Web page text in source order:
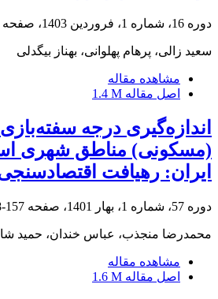
دوره 16، شماره 1، فروردین 1403، صفحه
سعید زالی، پرهام پهلوانی، بهناز بیگدلی
مشاهده مقاله
اصل مقاله 1.4 M
اندازه‌گیری درجه
(مسکونی) مناطق شهری
ایران: رهیافت
دوره 57، شماره 1، بهار 1401، صفحه 157-188
محمدرضا منجذب، عباس خندان، حمید
مشاهده مقاله
اصل مقاله 1.6 M